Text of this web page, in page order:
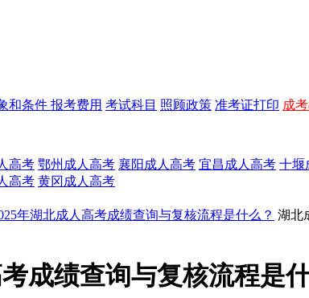
和条件 报考费用 考试科目 照顾政策 准考证打印 成
高考 鄂州成人高考 襄阳成人高考 宜昌成人高考 十堰
高考 黄冈成人高考
年湖北成人高考成绩查询与复核流程是什么？ 湖北
成绩查询与复核流程是